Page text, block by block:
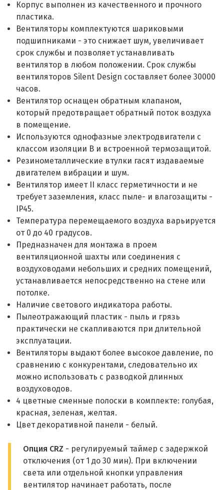
Корпус выполнен из качественного и прочного
пластика.
Вентиляторы комплектуются шариковыми
подшипниками - это снижает шум, увеличивает
срок службы и позволяет устанавливать
вентилятор в любом положении. Срок службы
вентиляторов Silent Design составляет более 30000
часов.
Вентилятор оснащен обратным клапаном,
который предотвращает обратный поток воздуха
в помещение.
Используются однофазные электродвигатели с
классом изоляции B и встроенной термозащитой.
Резинометаллические втулки гасят издаваемые
двигателем вибрации и шум.
Вентилятор имеет II класс герметичности и не
требует заземления, класс пыле- и влагозащиты -
IP45.
Температура перемещаемого воздуха варьируется
от 0 до 40 градусов.
Предназначен для монтажа в проем
вентиляционной шахты или соединения с
воздуховодами небольших и средних помещений,
устанавливается непосредственно на стене или
потолке.
Наличие светового индикатора работы.
Пылеотражающий пластик - пыль и грязь
практически не скапливаются при длительной
эксплуатации.
Вентиляторы выдают более высокое давление, по
сравнению с конкурентами, следовательно их
можно использовать с разводкой длинных
воздуховодов.
4 цветные сменные полоски в комплекте: голубая,
красная, зеленая, желтая.
Цвет декоративной панели - белый.
Опция CRZ - регулируемый таймер с задержкой
отключения (от 1 до 30 мин). При включении
света или отдельной кнопки управления
вентилятор начинает работать, после